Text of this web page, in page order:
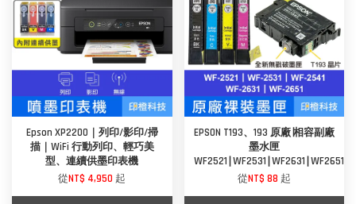
Epson XP2200｜列印/影印/掃
描｜WiFi 行動列印、輕巧美
型、連續供墨印表機
從NT$ 4,950 起
EPSON T193、193 原廠∣相容副廠
墨水匣
WF2521∣WF2531∣WF2631∣WF2651
從NT$ 88 起